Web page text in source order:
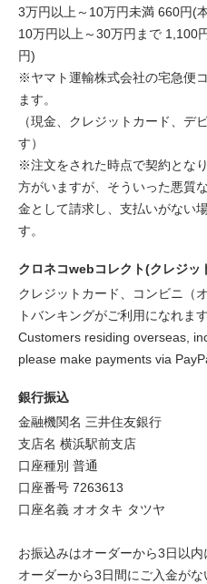
3万円以上～10万円未満 660円(
10万円以上～30万円まで 1,100
円)
※ヤマト運輸株式会社の宅急便
ます。
（現金、クレジットカード、デ
す）
※注文をされた時点で契約とな
方がいますが、そういった悪質
金として請求し、支払いがない
す。
クロネコwebコレクト(クレジッ
クレジットカード、コンビニ（
トバンキングがご利用になれます
Customers residing overseas,
please make payments via
銀行振込
金融機関名 三井住友銀行
支店名 横浜駅前支店
口座種別 普通
口座番号 7263613
口座名義 オオタキ タツヤ
お振込みはオーダーから3日以内
オーダーから3日間にご入金がな